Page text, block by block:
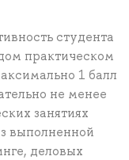
студента
практическом
1 балл
не менее
занятиях
выполненной
деловых